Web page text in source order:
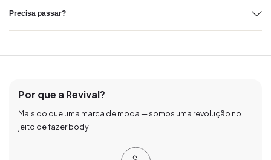
Precisa passar?
Por que a Revival?
Mais do que uma marca de moda — somos uma revolução no
jeito de fazer body.